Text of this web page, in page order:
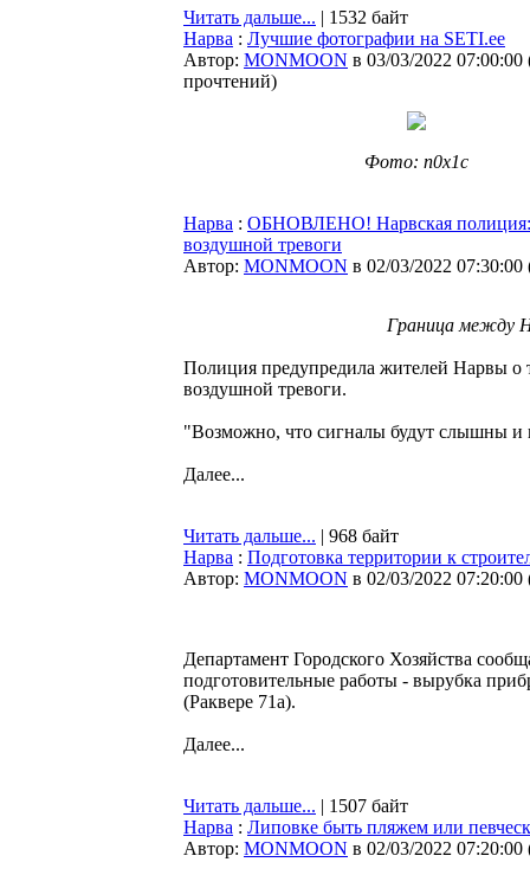
Читать дальше... | 1532 байт
Нарва : Лучшие фотографии на SETI.ee
Автор: MONMOON в 03/03/2022 07:00:00
прочтений)
Фото: n0x1c
Нарва : ОБНОВЛЕНО! Нарвская полиция:
воздушной тревоги
Автор: MONMOON в 02/03/2022 07:30:00
Граница между
Полиция предупредила жителей Нарвы о
воздушной тревоги.
"Возможно, что сигналы будут слышны и
Далее...
Читать дальше... | 968 байт
Нарва : Подготовка территории к
Автор: MONMOON в 02/03/2022 07:20:00
Департамент Городского Хозяйства
подготовительные работы - вырубка
(Раквере 71a).
Далее...
Читать дальше... | 1507 байт
Нарва : Липовке быть пляжем или
Автор: MONMOON в 02/03/2022 07:20:00